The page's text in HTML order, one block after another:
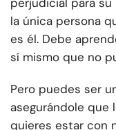
la única persona
es él. Debe
sí mismo que no
Pero puedes ser
asegurándole que
quieres estar con